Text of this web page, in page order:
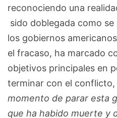
reconociendo una
sido doblegada como
los gobiernos
el fracaso, ha marcado
objetivos principales en
terminar con el
momento de parar esta
que ha habido muerte y